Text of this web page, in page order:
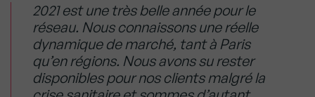
2021 est une très belle année pour le
réseau. Nous connaissons une réelle
dynamique de marché, tant à Paris
qu’en régions. Nous avons su rester
disponibles pour nos clients malgré la